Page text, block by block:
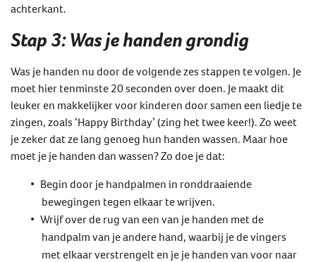
achterkant.
Stap 3: Was je handen grondig
Was je handen nu door de volgende zes stappen te volgen. Je
moet hier tenminste 20 seconden over doen. Je maakt dit
leuker en makkelijker voor kinderen door samen een liedje te
zingen, zoals ‘Happy Birthday’ (zing het twee keer!). Zo weet
je zeker dat ze lang genoeg hun handen wassen. Maar hoe
moet je je handen dan wassen? Zo doe je dat:
Begin door je handpalmen in ronddraaiende
bewegingen tegen elkaar te wrijven.
Wrijf over de rug van een van je handen met de
handpalm van je andere hand, waarbij je de vingers
met elkaar verstrengelt en je je handen van voor naar